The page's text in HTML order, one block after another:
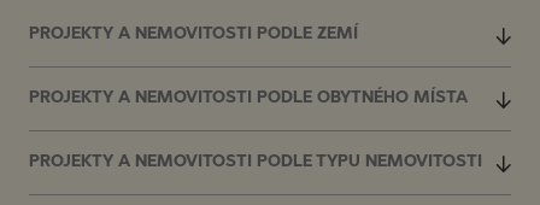
PROJEKTY A NEMOVITOSTI PODLE ZEMÍ
PROJEKTY A NEMOVITOSTI PODLE OBYTNÉHO MÍSTA
PROJEKTY A NEMOVITOSTI PODLE TYPU NEMOVITOSTI